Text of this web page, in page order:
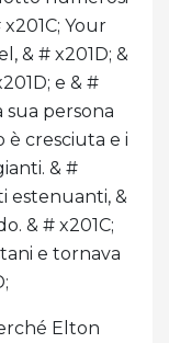
Your
& # x201D; &
e & #
sua persona
è cresciuta e i
& #
estenuanti, &
& # x201C;
e tornava
Elton